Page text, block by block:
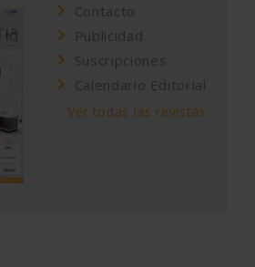
Contacto
Publicidad
Suscripciones
Calendario Editorial
Ver todas las revistas